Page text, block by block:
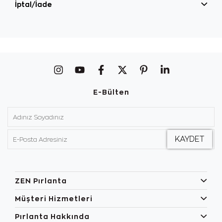
İptal/İade
E-Bülten
ZEN Pırlanta
Müşteri Hizmetleri
Pırlanta Hakkında